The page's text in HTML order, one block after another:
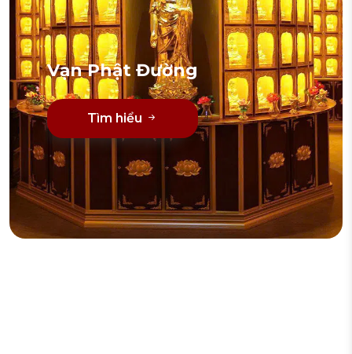
Vạn Phật Đường
Tìm hiểu